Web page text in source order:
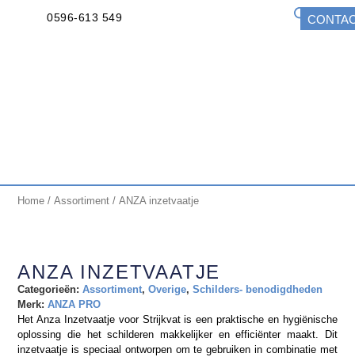
0596-613 549
Home /Assortiment / ANZA inzetvaatje
ANZA INZETVAATJE
Categorieën: Assortiment,Overige,Schilders- benodigdheden
Merk:ANZA PRO
Het Anza Inzetvaatje voor Strijkvat is een praktische en hygiënische
oplossing die het schilderen makkelijker en efficiënter maakt. Dit
inzetvaatje is speciaal ontworpen om te gebruiken in combinatie met